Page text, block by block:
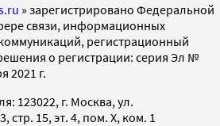
» зарегистрировано Федеральной
связи, информационных
регистрационный
о регистрации: серия Эл №
2021 г.
123022, г. Москва, ул.
стр. 15, эт. 4, пом. X, ком. 1